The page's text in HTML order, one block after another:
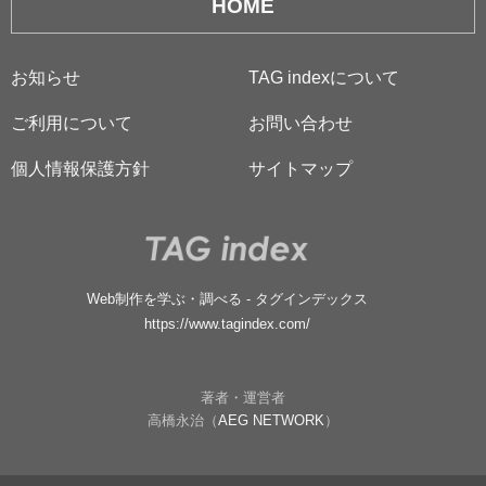
HOME
お知らせ TAG indexについて
ご利用について お問い合わせ
個人情報保護方針 サイトマップ
Web制作を学ぶ・調べる - タグインデックス
https://www.tagindex.com/
著者・運営者
高橋永治（AEG NETWORK ）